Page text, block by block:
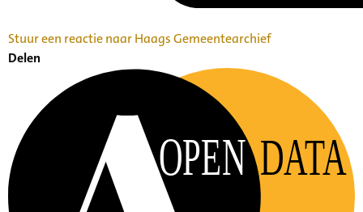
Stuur een reactie naar Haags Gemeentearchief
Delen
OPEN DATA